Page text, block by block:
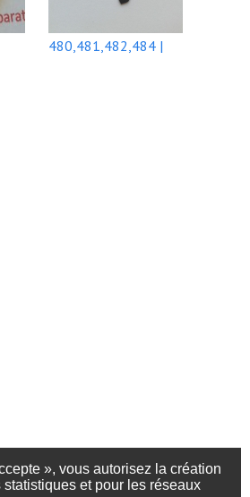
», vous autorisez la création
et pour les réseaux
480,481,482,484 |